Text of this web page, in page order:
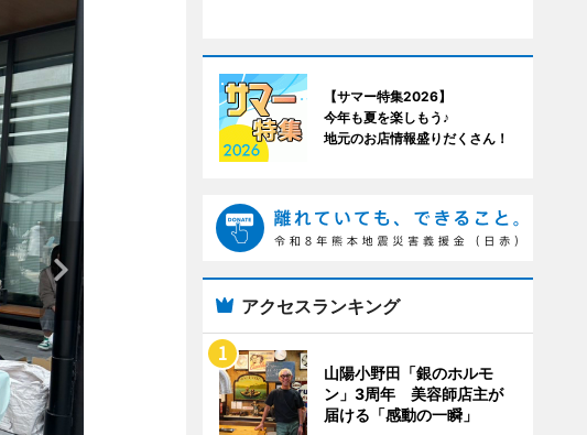
【サマー特集2026】
今年も夏を楽しもう♪
地元のお店情報盛りだくさん！
アクセスランキング
山陽小野田「銀のホルモ
ン」3周年 美容師店主が
届ける「感動の一瞬」